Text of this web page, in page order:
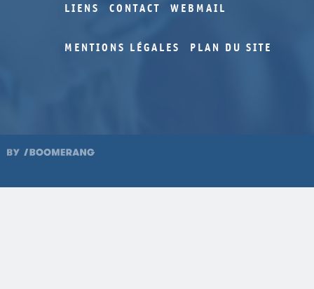
LIENS CONTACT WEBMAIL
MENTIONS LÉGALES PLAN DU SITE